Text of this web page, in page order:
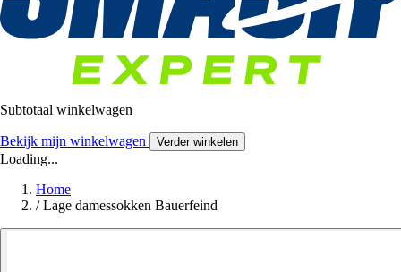
Subtotaal winkelwagen
Bekijk mijn winkelwagen Verder winkelen
Loading...
Home
/ Lage damessokken Bauerfeind